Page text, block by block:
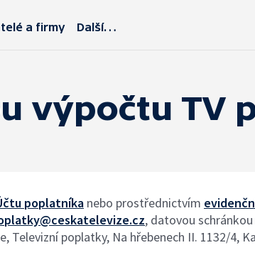
a firmy Další…
výpočtu TV
poplatníka nebo prostřednictvím
, datovou schránkou
Televizní poplatky, Na hřebenech II. 1132/4,